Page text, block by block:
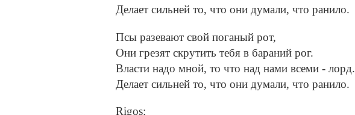
Делает сильней то, что они думали, что ранило.
Псы разевают свой поганый рот,
Они грезят скрутить тебя в бараний рог.
Власти надо мной, то что над нами всеми - лорд.
Делает сильней то, что они думали, что ранило.
Rigos: